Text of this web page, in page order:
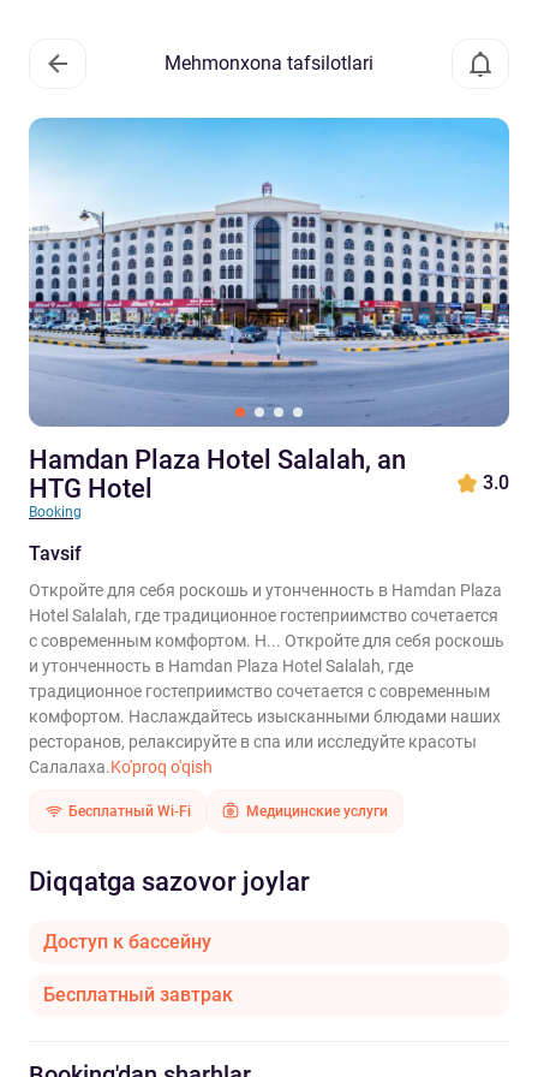
Mehmonxona tafsilotlari
Hamdan Plaza Hotel Salalah, an
HTG Hotel
Booking
3.0
Tavsif
Откройте для себя роскошь и утонченность в Hamdan Plaza
Hotel Salalah, где традиционное гостеприимство сочетается
с современным комфортом. Н... Откройте для себя роскошь
и утонченность в Hamdan Plaza Hotel Salalah, где
традиционное гостеприимство сочетается с современным
комфортом. Наслаждайтесь изысканными блюдами наших
ресторанов, релаксируйте в спа или исследуйте красоты
Салалаха.Ko'proq o'qish
Бесплатный Wi-Fi Медицинские услуги
Diqqatga sazovor joylar
Доступ к бассейну
Бесплатный завтрак